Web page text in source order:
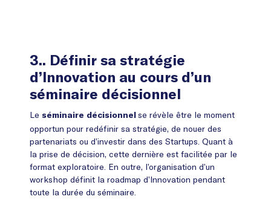
3.. Définir sa stratégie
d’Innovation au cours d’un
séminaire décisionnel
Leséminaire décisionnelse révèle être le moment
opportun pour redéfinir sa stratégie, de nouer des
partenariats ou d’investir dans des Startups. Quant à
la prise de décision, cette dernière est facilitée par le
format exploratoire. En outre, l’organisation d’un
workshop définit la roadmap d’Innovation pendant
toute la durée du séminaire.